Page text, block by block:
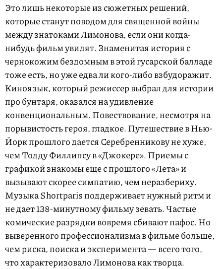
Это лишь некоторые из сюжетных решений,
которые станут поводом для священной войны
между знатоками Лимонова, если они когда-
нибудь фильм увидят. Знаменитая история с
чернокожим бездомным в этой гусарской балладе
тоже есть, но уже едва ли кого-либо взбудоражит.
Киноязык, который режиссер выбрал для истории
про бунтаря, оказался на удивление
конвенциональным. Повествование, несмотря на
порывистость героя, гладкое. Путешествие в Нью-
Йорк прошлого дается Серебренникову не хуже,
чем Тодду Филлипсу в «Джокере». Приемы с
графикой знакомы еще с прошлого «Лета» и
вызывают скорее симпатию, чем неразбериху.
Музыка Shortparis поддерживает нужный ритм и
не дает 138-минутному фильму зевать. Частые
комические разрядки вовремя сбивают пафос. Но
выверенного профессионализма в фильме больше,
чем риска, поиска и эксперимента — всего того,
что характеризовало Лимонова как творца.